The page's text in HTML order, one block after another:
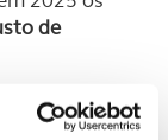
de
um carro a